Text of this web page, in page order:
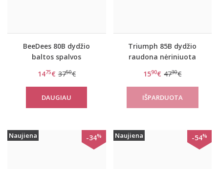
BeeDees 80B dydžio
baltos spalvos
day WDP
1475€ 3750€
DAUGIAU
Triumph 85B dydžio
raudona nėriniuota
Essence WHU 01 E
1590€ 4730€
Naujiena -34% Naujiena -54%